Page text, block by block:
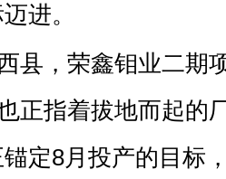
进。
县，荣鑫钼业二期
正指着拔地而起的
锚定8月投产的目标